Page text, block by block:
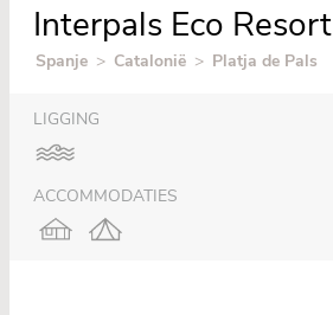
Interpals Eco Resort
Spanje > Catalonië > Platja de Pals
LIGGING
ACCOMMODATIES